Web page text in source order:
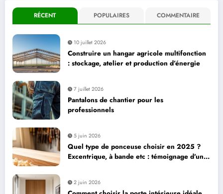
RÉCENT POPULAIRES COMMENTAIRE
10 juillet 2026
Construire un hangar agricole multifonction
: stockage, atelier et production d’énergie
7 juillet 2026
Pantalons de chantier pour les
professionnels
5 juin 2026
Quel type de ponceuse choisir en 2025 ?
Excentrique, à bande etc : témoignage d’un
2 juin 2026